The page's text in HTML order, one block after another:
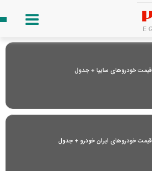
قیمت خودرو‌های سایپا + جدول
قیمت خودرو‌های ایران خودرو + جدول